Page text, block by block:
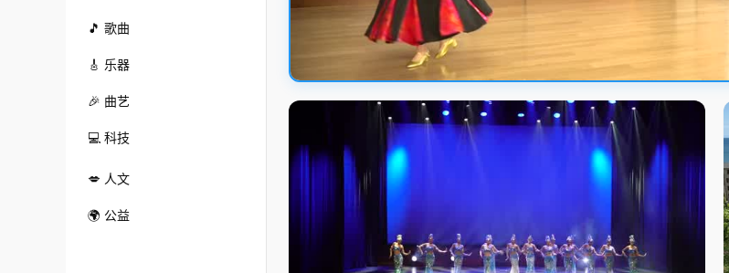
🎵 歌曲
🎸 乐器
🎉 曲艺
💻 科技
💋 人文
🌍 公益